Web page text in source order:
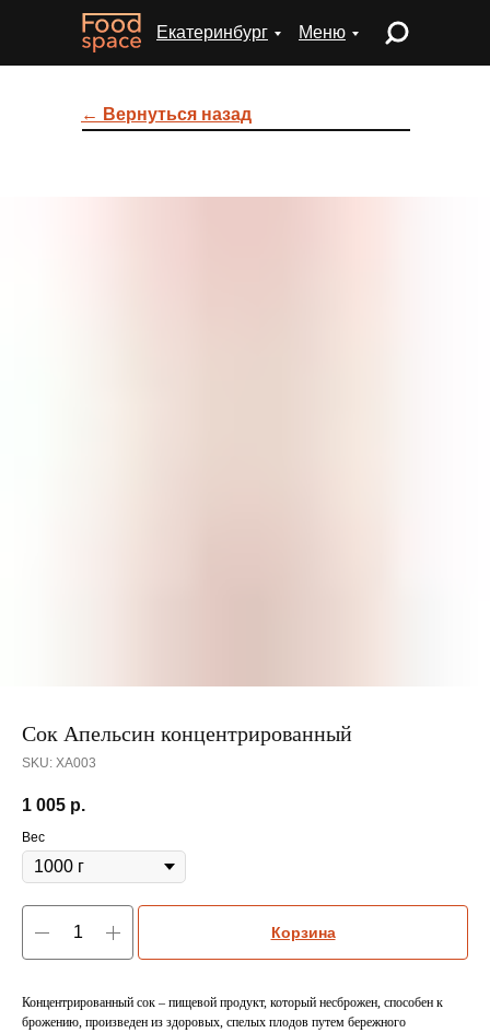
← Вернуться назад
Меню
Екатеринбург
Сок Апельсин концентрированный
SKU: ХА003
1 005 р.
Вес
Корзина
Концентрированный сок – пищевой продукт, который несброжен, способен к
брожению, произведен из здоровых, спелых плодов путем бережного